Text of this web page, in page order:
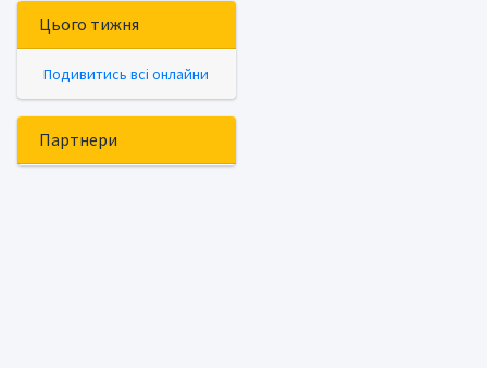
Цього тижня
Подивитись всі онлайни
Партнери